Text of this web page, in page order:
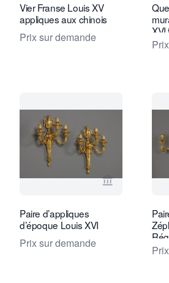
Vier Franse Louis XV
appliques aux chinois
Prix sur demande
XVI
Voir la page
Paire d’appliques
d’époque Louis XVI
Prix sur demande